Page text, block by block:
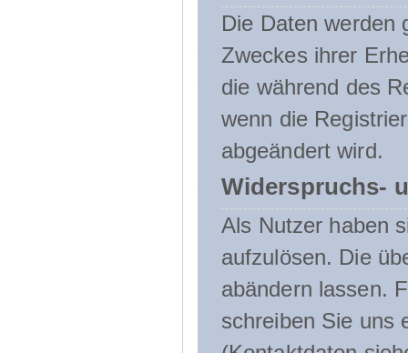
Die Daten werden
Zweckes ihrer
die während des
wenn die
abgeändert wird.
Widerspruchs-
Als Nutzer haben
aufzulösen. Die
abändern lassen.
schreiben Sie uns